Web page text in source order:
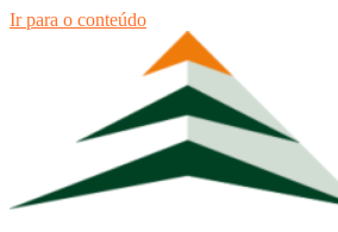
Ir para o conteúdo